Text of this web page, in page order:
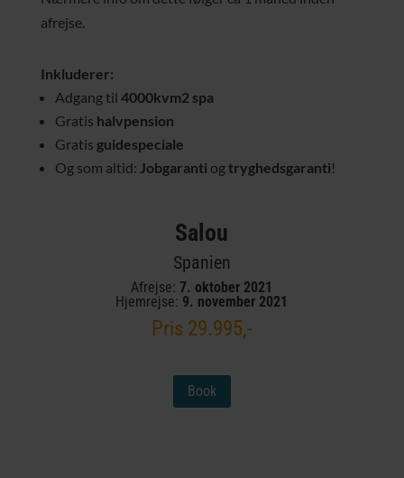
afrejse.
Inkluderer:
Adgang til 4000kvm2 spa
Gratis halvpension
Gratis guidespeciale
Og som altid: Jobgaranti ogtryghedsgaranti!
Salou
Spanien
Afrejse:7. oktober 2021
Hjemrejse: 9. november 2021
Pris 29.995,-
Book